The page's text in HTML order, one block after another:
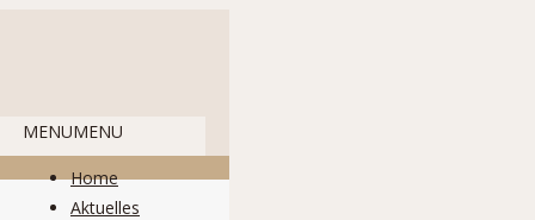
MENUMENU
Home
Aktuelles